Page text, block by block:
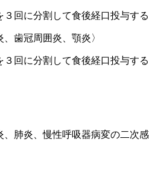
回に分割して食後経口投与する
歯冠周囲炎、顎炎〉
回に分割して食後経口投与する
肺炎、慢性呼吸器病変の二次